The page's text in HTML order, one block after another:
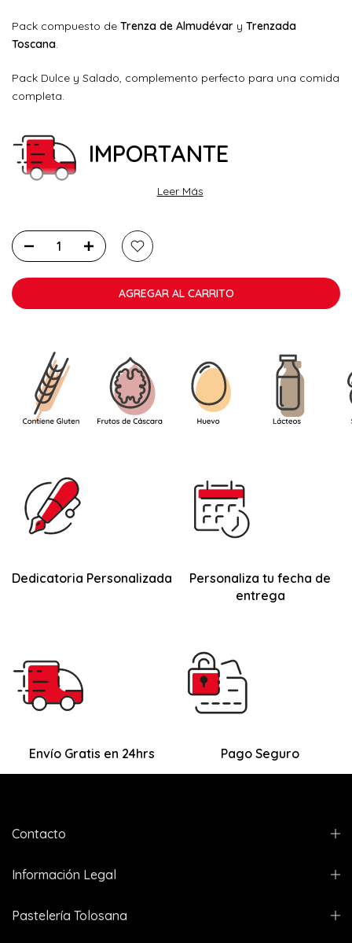
Pack compuesto de Trenza de Almudévar y Trenzada
Toscana.
Pack Dulce y Salado, complemento perfecto para una comida
completa.
IMPORTANTE
Con el fin de garantizar la máxima calidad en su compra, y
fresco, esta especialidad se enviará con un
transporte refrigerado.Este servicio tiene un
Este producto puede contener TRAZAS de Mostaza
Leer Más
AGREGAR AL CARRITO
Dedicatoria Personalizada
Personaliza tu fecha de
entrega
Envío Gratis en 24hrs Pago Seguro
Contacto
Información Legal
Pastelería Tolosana